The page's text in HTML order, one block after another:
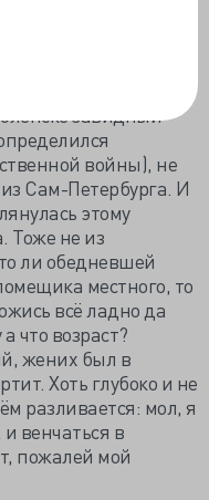
и журналистом,
историй.
1812 года, не то
завидный
войны), не
Сам-Петербурга. И
этому
Тоже не из
ли обедневшей
местного, то
всё ладно да
что возраст?
жених был в
Хоть глубоко и не
разливается: мол, я
венчаться в
пожалей мой